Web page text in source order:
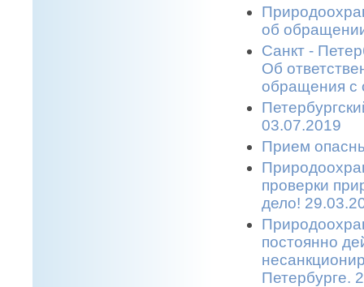
об
Санкт -
Об
обращения с
03.07.2019
Прием
проверки
дело!
постоянно
Петербурге.